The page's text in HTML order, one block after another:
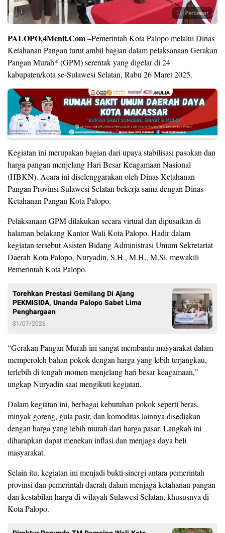
Perbesar
PALOPO,4Menit.Com–Pemerintah Kota Palopo melalui Dinas
Ketahanan Pangan turut ambil bagian dalam pelaksanaan Gerakan
Pangan Murah* (GPM) serentak yang digelar di 24
kabupaten/kota se-Sulawesi Selatan, Rabu 26 Maret 2025.
Kegiatan ini merupakan bagian dari upaya stabilisasi pasokan dan
harga pangan menjelang Hari Besar Keagamaan Nasional
(HBKN). Acara ini diselenggarakan oleh Dinas Ketahanan
Pangan Provinsi Sulawesi Selatan bekerja sama dengan Dinas
Ketahanan Pangan Kota Palopo.
Pelaksanaan GPM dilakukan secara virtual dan dipusatkan di
halaman belakang Kantor Wali Kota Palopo. Hadir dalam
kegiatan tersebut Asisten Bidang Administrasi Umum Sekretariat
Daerah Kota Palopo, Nuryadin, S.H., M.H., M.Si, mewakili
Pemerintah Kota Palopo.
Torehkan Prestasi Gemilang Di Ajang
PEKMISIDA, Unanda Palopo Sabet Lima
Penghargaan
31/07/2026
“Gerakan Pangan Murah ini sangat membantu masyarakat dalam
memperoleh bahan pokok dengan harga yang lebih terjangkau,
terlebih di tengah momen menjelang hari besar keagamaan,”
ungkap Nuryadin saat mengikuti kegiatan.
Dalam kegiatan ini, berbagai kebutuhan pokok seperti beras,
minyak goreng, gula pasir, dan komoditas lainnya disediakan
dengan harga yang lebih murah dari harga pasar. Langkah ini
diharapkan dapat menekan inflasi dan menjaga daya beli
masyarakat.
Selain itu, kegiatan ini menjadi bukti sinergi antara pemerintah
provinsi dan pemerintah daerah dalam menjaga ketahanan pangan
dan kestabilan harga di wilayah Sulawesi Selatan, khususnya di
Kota Palopo.